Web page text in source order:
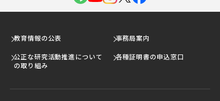
教育情報の公表
事務局案内
公正な研究活動推進について
の取り組み
各種証明書の申込窓口